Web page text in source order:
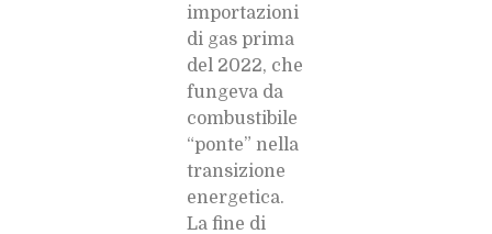
importazioni
di gas prima
del 2022, che
fungeva da
combustibile
“ponte” nella
transizione
energetica.
La fine di